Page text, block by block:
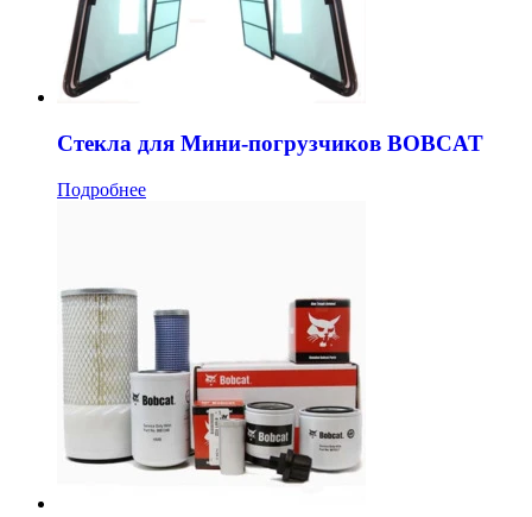
Стекла для Мини-погрузчиков BOBCAT
Подробнее